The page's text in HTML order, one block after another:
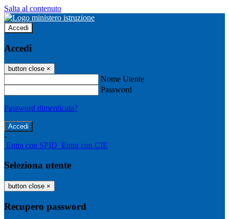
Salta al contenuto
Accedi
Accedi
button close ×
Nome Utente
Password
Password dimenticata?
-
Entra con SPID Entra con CIE
Seleziona utente
button close ×
Recupero password